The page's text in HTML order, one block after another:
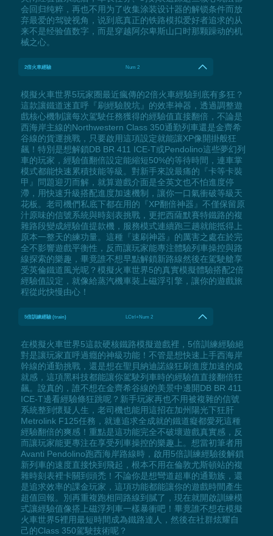
会回归纯粹，再也不用为了收集涂装设计器的解锁条件而放
弃最爱的驾驶视角，说到底真正的铁路模拟爱好者追求的从
来不是经验值数字，而是穿越阿尔卑斯山口时那颗躁动的机
械之心。
2倍火車經驗 Num 2
模擬火車世界5玩家圈最近瘋傳的2倍火車經驗到底有多狂？
這款讓鐵道迷直呼『刷經驗脫坑』的效率神器，透過調整遊
戲核心機制讓每次駕駛任務獲得的經驗值直接翻倍，不論是
西海岸主線的Northwestern Class 350通勤列車還是金齊希
谷線的貨運挑戰，只要啟用這項設定就能讓XP像開掛般狂
飆！特別是想解鎖DB BR 411 ICE-T或Pendolino這些夢幻列
車的玩家，經驗值翻倍設定能縮短50%的等待時間，連車掌
模式都能快速累積技能等級。對新手來說最痛的『卡等卡裝
甲』問題迎刃而解，就算遊戲介面是全英文也不怕進度停
滯，用快速升級搭配進度加速機制，讓你一口氣衝破等級天
花板。老司機們私底下都在用的『XP翻倍神器』不僅保留原
汁原味的信號系統與時刻表挑戰，更把西薩默賽特鐵路的複
雜路段變成經驗值提款機，服務模式連續跑三趟就能抵得上
原本一整天的練功量。這種『速刷神器』的厲害之處在於完
全不影響遊戲平衡性，反而讓玩家能專注體驗列車操控與路
線探索的樂趣，畢竟誰不想早點解鎖新路線然後在駕駛艙享
受英倫鐵道風光呢？模擬火車世界5的真實模擬體驗搭配2倍
經驗值設定，就像給蒸汽機車裝上磁浮引擎，讓你的遊戲旅
程從此快慢由心！
5倍訓練經驗 (train) LCtrl+Num 2
在模擬火車世界5這款硬核鐵路模擬遊戲裡，5倍訓練經驗絕
對是讓玩家直呼過癮的神級功能！不管是想快速上手西海岸
幹線的通勤挑戰，還是想在聖貝納迪諾線狂刷進度加速的成
就感，這項黑科技都能讓你駕駛列車時的經驗值直接翻倍狂
飆。說真的，誰不想在金齊希谷線的美景中邊開DB BR 411
ICE-T邊看經驗條狂跳呢？新手玩家再也不用被複雜的信號
系統整到懷疑人生，老司機也能用這招在加州陽光下狂肝
Metrolink F125任務，就連追求全成就的鐵道癡都愛死這種
經驗翻倍的爽感！重點是這功能完全不破壞遊戲真實感，反
而讓玩家能更專注在享受列車操控的樂趣上。想當初筆者用
Avanti Pendolino跑西海岸路線時，啟用5倍訓練經驗後解鎖
新列車的速度直接快到飛起，根本不用在倫敦尤斯頓站的複
雜時刻表裡卡關到頭禿！不論你是想彎道超車的通勤族，還
是追求效率的課金玩家，這項功能都能讓你的遊戲時間產生
超值回報。別再重複跑相同路線到膩了，現在就開啟訓練模
式讓經驗值像搭上磁浮列車一樣暴衝吧！畢竟誰不想在模擬
火車世界5裡用最短時間成為鐵路達人，然後在社群炫耀自
己的Class 350駕駛技術呢？